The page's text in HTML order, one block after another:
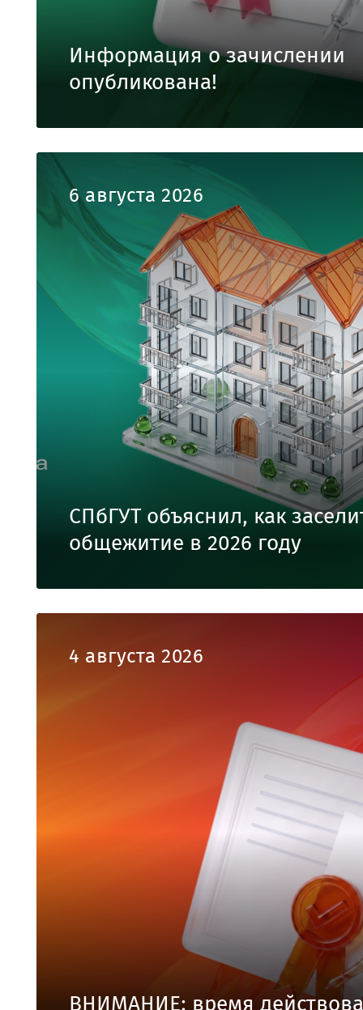
Информация о зачислении
опубликована!
6 августа 2026
СПбГУТ объяснил, как
общежитие в 2026 году
4 августа 2026
ВНИМАНИЕ: время